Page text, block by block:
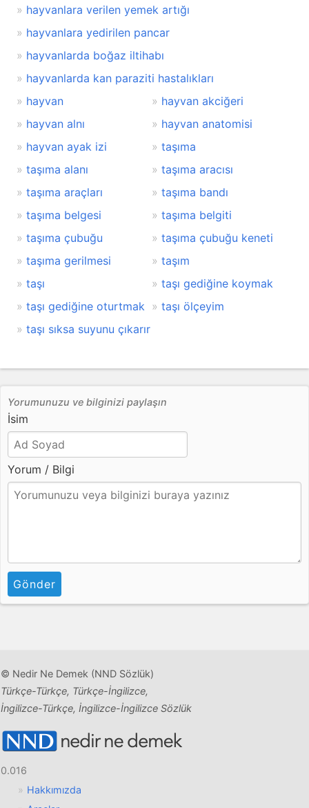
hayvanlara verilen yemek artığı
hayvanlara yedirilen pancar
hayvanlarda boğaz iltihabı
hayvanlarda kan paraziti hastalıkları
hayvan
hayvan akciğeri
hayvan alnı
hayvan anatomisi
hayvan ayak izi
taşıma
taşıma alanı
taşıma aracısı
taşıma araçları
taşıma bandı
taşıma belgesi
taşıma belgiti
taşıma çubuğu
taşıma çubuğu keneti
taşıma gerilmesi
taşım
taşı
taşı gediğine koymak
taşı gediğine oturtmak
taşı ölçeyim
taşı sıksa suyunu çıkarır
Yorumunuzu ve bilginizi paylaşın
İsim
Yorum / Bilgi
Gönder
© Nedir Ne Demek (NND Sözlük)
Türkçe-Türkçe, Türkçe-İngilizce,
İngilizce-Türkçe, İngilizce-İngilizce Sözlük
0.016
Hakkımızda